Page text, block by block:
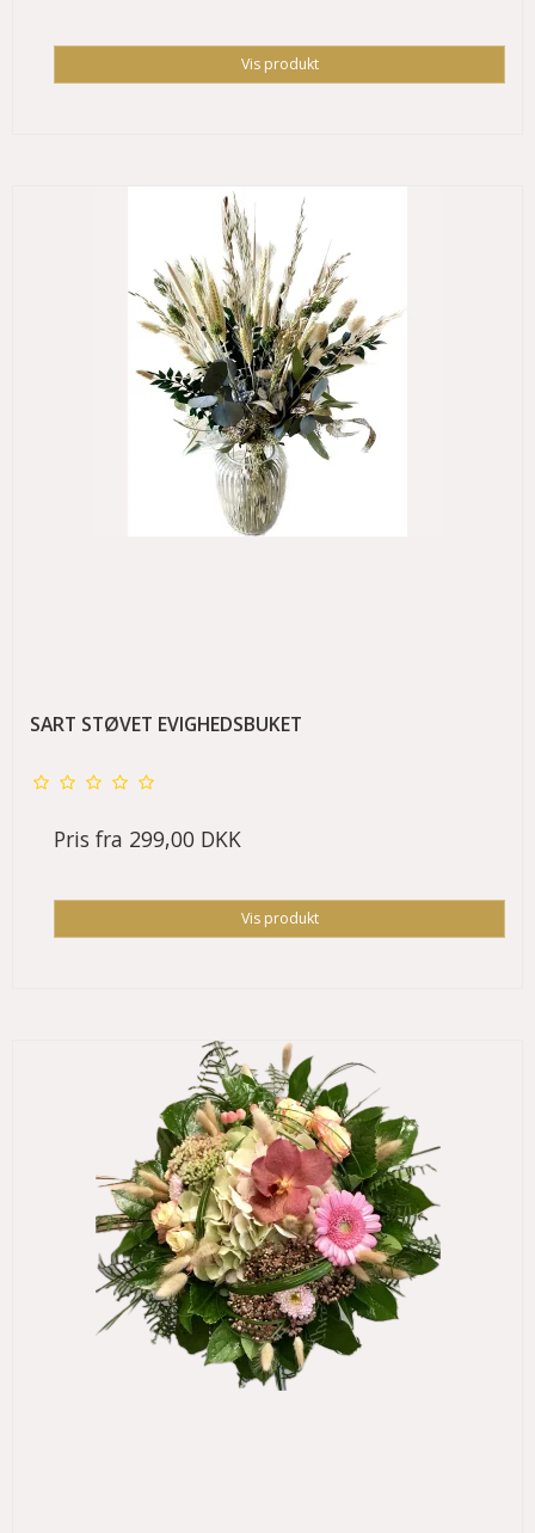
Vis produkt
SART STØVET EVIGHEDSBUKET
Pris fra 299,00 DKK
Vis produkt